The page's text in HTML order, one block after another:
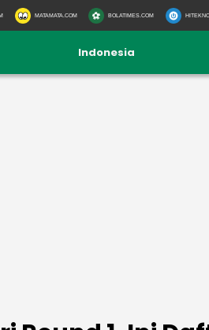
MATAMATA.COM BOLATIMES.COM
Indonesia